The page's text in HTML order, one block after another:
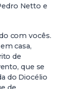
Netto e
com vocês.
casa,
de
que se
do Diocélio